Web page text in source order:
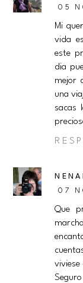
05
Mi
vida
este
dia
mejor
una
sacas
07
Que